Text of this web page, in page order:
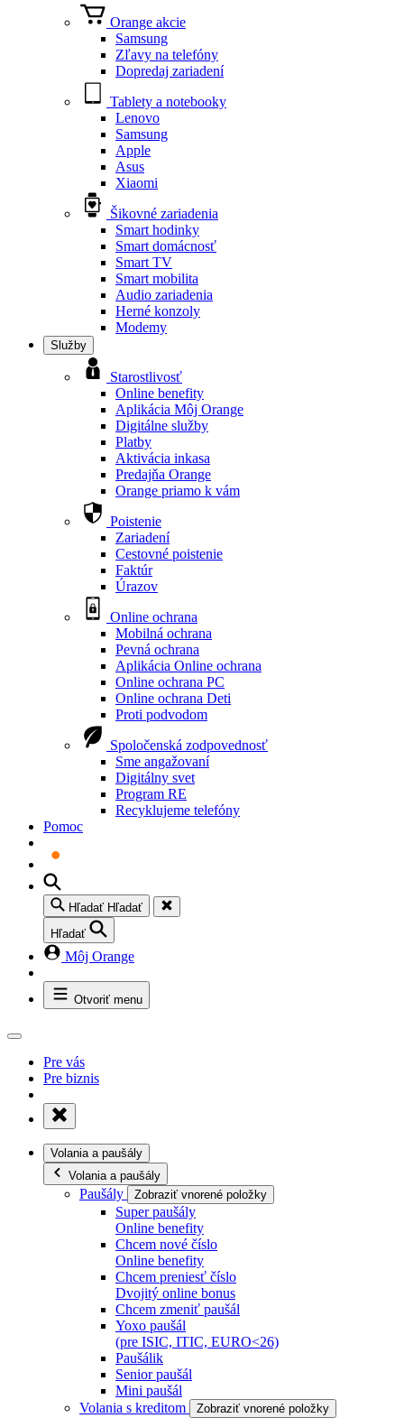
Orange akcie
Samsung
Zľavy na telefóny
Dopredaj zariadení
Tablety a notebooky
Lenovo
Samsung
Apple
Asus
Xiaomi
Šikovné zariadenia
Smart hodinky
Smart domácnosť
Smart TV
Smart mobilita
Audio zariadenia
Herné konzoly
Modemy
Služby
Starostlivosť
Online benefity
Aplikácia Môj Orange
Digitálne služby
Platby
Aktivácia inkasa
Predajňa Orange
Orange priamo k vám
Poistenie
Zariadení
Cestovné poistenie
Faktúr
Úrazov
Online ochrana
Mobilná ochrana
Pevná ochrana
Aplikácia Online ochrana
Online ochrana PC
Online ochrana Deti
Proti podvodom
Spoločenská zodpovednosť
Sme angažovaní
Digitálny svet
Program RE
Recyklujeme telefóny
Pomoc
Hľadať Hľadať
Hľadať
Môj Orange
Otvoriť menu
Pre vás
Pre biznis
Volania a paušály
Volania a paušály
Paušály Zobraziť vnorené položky
Super paušály
Online benefity
Chcem nové číslo
Online benefity
Chcem preniesť číslo
Dvojitý online bonus
Chcem zmeniť paušál
Yoxo paušál
(pre ISIC, ITIC, EURO<26)
Paušálik
Senior paušál
Mini paušál
Volania s kreditom
Zobraziť vnorené položky